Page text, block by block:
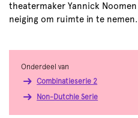
theatermaker Yannick
neiging om ruimte in te nemen.
Onderdeel van
Combinatieserie 2
Non-Dutchie Serie